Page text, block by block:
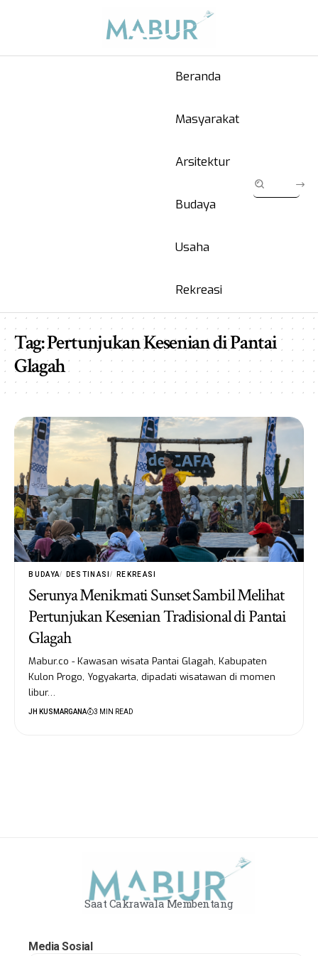
Beranda
Masyarakat
Arsitektur
Budaya
Usaha
Rekreasi
Tag:Pertunjukan Kesenian di Pantai
Glagah
BUDAYA DESTINASI REKREASI
Serunya Menikmati Sunset Sambil Melihat
Pertunjukan Kesenian Tradisional di Pantai
Glagah
Mabur.co - Kawasan wisata Pantai Glagah, Kabupaten
Kulon Progo, Yogyakarta, dipadati wisatawan di momen
libur…
JH KUSMARGANA 3 MIN READ
Saat Cakrawala Membentang
Media Sosial